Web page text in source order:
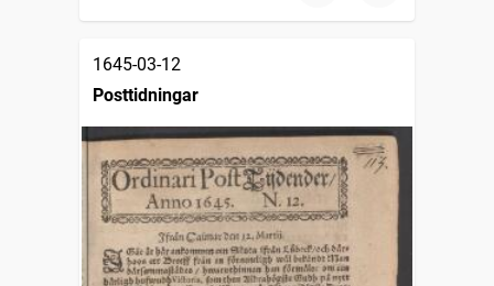
1645-03-12
Posttidningar